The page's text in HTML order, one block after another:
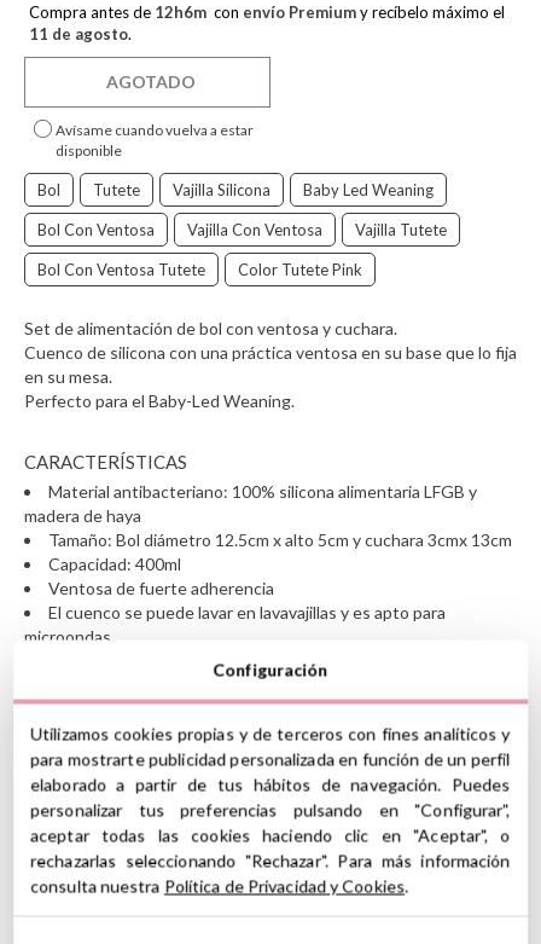
Compra antes de 12h6m con envío Premiumy recíbelo máximo el
11 de agosto.
Avísame cuando vuelva a estar
disponible
AGOTADO
Bol Tutete Vajilla Silicona Baby Led Weaning
Bol Con Ventosa Vajilla Con Ventosa Vajilla Tutete
Bol Con Ventosa Tutete Color Tutete Pink
Set de alimentación de bol con ventosa y cuchara.
Cuenco de silicona con una práctica ventosa en su base que lo fija
en su mesa.
Perfecto para el Baby-Led Weaning.
CARACTERÍSTICAS
Material antibacteriano: 100% silicona alimentaria LFGB y
madera de haya
Tamaño: Bol diámetro 12.5cm x alto 5cm y cuchara 3cmx 13cm
Capacidad: 400ml
Ventosa de fuerte adherencia
El cuenco se puede lavar en lavavajillas y es apto para
microondas
La cuchara se debe lavar a mano con agua y jabón
Libre de BPA
Instrucciones de cuidado Declaración de conformidad
Ver información GPSR
Información sobre el fabricante y/o importador/distribuidor
dentro de la UE, que garantiza que el producto cumple con
los requisitos y regulaciones de acuerdo con la legislación
sobre Seguridad General de Productos (GPSR).
5 5
3
Configuración
Utilizamos cookies propias y de terceros con fines analíticos y
para mostrarte publicidad personalizada en función de un perfil
elaborado a partir de tus hábitos de navegación. Puedes
personalizar tus preferencias pulsando en "Configurar",
aceptar todas las cookies haciendo clic en "Aceptar", o
rechazarlas seleccionando "Rechazar". Para más información
consulta nuestra Política de Privacidad y Cookies.